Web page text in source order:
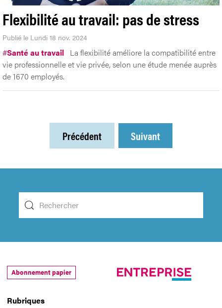
Flexibilité au travail: pas de stress
Publié le Lundi 18 nov. 2024
#Santé au travail La flexibilité améliore la compatibilité entre
vie professionnelle et vie privée, selon une étude menée auprès
de 1670 employés.
Précédent Suivant
Rubriques
Abonnement papier